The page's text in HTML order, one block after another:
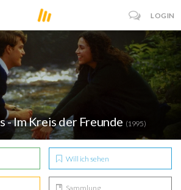
LOGIN
- Im Kreis der Freunde (1995)
Will ich sehen
Sammlung